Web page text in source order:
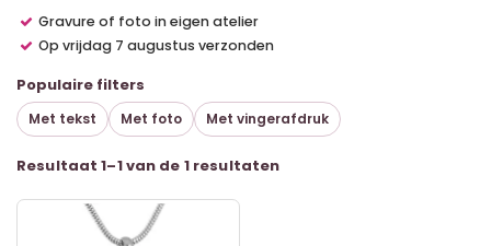
Gravure of foto in eigen atelier
Op vrijdag 7 augustus verzonden
Populaire filters
Met tekst Met foto Met vingerafdruk
Resultaat 1–1 van de 1 resultaten